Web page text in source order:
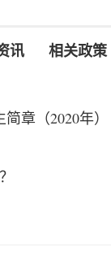
讯 相关政策
章（2020年）